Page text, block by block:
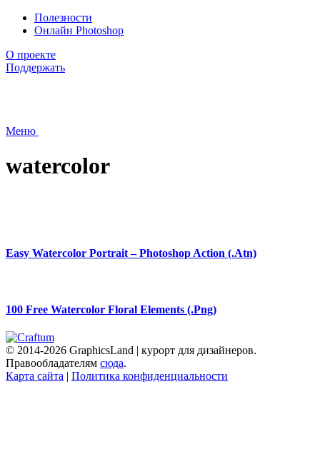
Полезности
Онлайн Photoshop
О проекте
Поддержать
Меню
watercolor
Easy Watercolor Portrait – Photoshop Action (.Atn)
100 Free Watercolor Floral Elements (.Png)
© 2014-2026 GraphicsLand | курорт для дизайнеров.
Правообладателям сюда.
Карта сайта | Политика конфиденциальности